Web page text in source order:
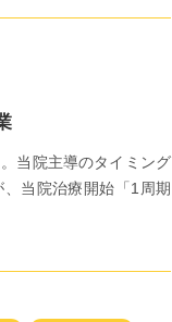
当院主導のタイミング
当院治療開始「1周期